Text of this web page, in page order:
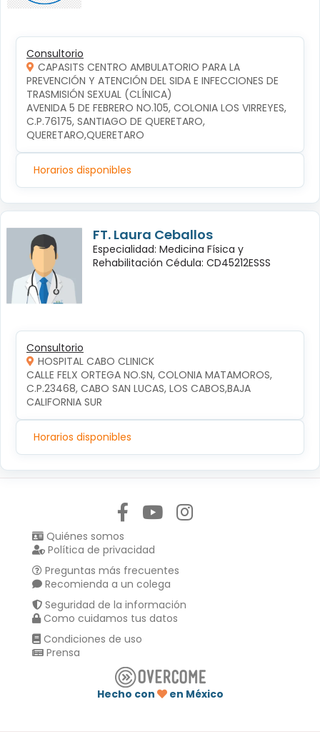
Consultorio
CAPASITS CENTRO AMBULATORIO PARA LA
PREVENCIÓN Y ATENCIÓN DEL SIDA E INFECCIONES DE
TRASMISIÓN SEXUAL (CLÍNICA)
AVENIDA 5 DE FEBRERO NO.105, COLONIA LOS VIRREYES,
C.P.76175, SANTIAGO DE QUERETARO,
QUERETARO,QUERETARO
Horarios disponibles
FT. Laura Ceballos
Especialidad: Medicina Física y
Rehabilitación Cédula: CD45212ESSS
Consultorio
HOSPITAL CABO CLINICK
CALLE FELX ORTEGA NO.SN, COLONIA MATAMOROS,
C.P.23468, CABO SAN LUCAS, LOS CABOS,BAJA
CALIFORNIA SUR
Horarios disponibles
Quiénes somos
Política de privacidad
Preguntas más frecuentes
Recomienda a un colega
Seguridad de la información
Como cuidamos tus datos
Condiciones de uso
Prensa
Hecho con
en México